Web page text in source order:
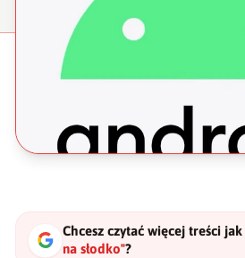
Chcesz czytać więcej treści jak
na słodko"?